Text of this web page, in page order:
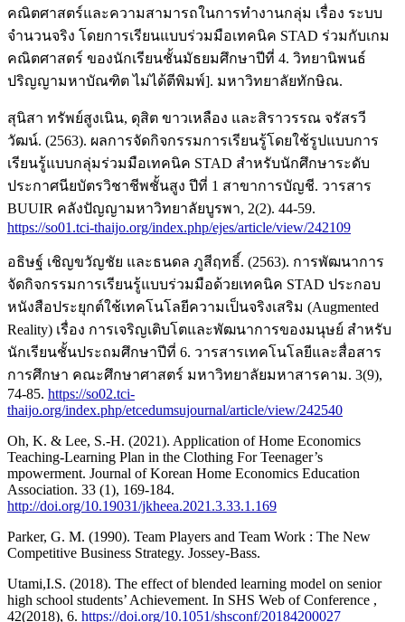
คณิตศาสตร์และความสามารถในการทำงานกลุ่ม เรื่อง ระบบ
จำนวนจริง โดยการเรียนแบบร่วมมือเทคนิค STAD ร่วมกับเกม
คณิตศาสตร์ ของนักเรียนชั้นมัธยมศึกษาปีที่ 4. วิทยานิพนธ์
ปริญญามหาบัณฑิต ไม่ได้ตีพิมพ์]. มหาวิทยาลัยทักษิณ.
สุนิสา ทรัพย์สูงเนิน, ดุสิต ขาวเหลือง และสิราวรรณ จรัสรวี
วัฒน์. (2563). ผลการจัดกิจกรรมการเรียนรู้โดยใช้รูปแบบการ
เรียนรู้แบบกลุ่มร่วมมือเทคนิค STAD สำหรับนักศึกษาระดับ
ประกาศนียบัตรวิชาชีพชั้นสูง ปีที่ 1 สาขาการบัญชี. วารสาร
BUUIR คลังปัญญามหาวิทยาลัยบูรพา, 2(2). 44-59.
https://so01.tci-thaijo.org/index.php/ejes/article/view/242109
อธิษฐ์ เชิญขวัญชัย และธนดล ภูสีฤทธิ์. (2563). การพัฒนาการ
จัดกิจกรรมการเรียนรู้แบบร่วมมือด้วยเทคนิค STAD ประกอบ
หนังสือประยุกต์ใช้เทคโนโลยีความเป็นจริงเสริม (Augmented
Reality) เรื่อง การเจริญเติบโตและพัฒนาการของมนุษย์ สำหรับ
นักเรียนชั้นประถมศึกษาปีที่ 6. วารสารเทคโนโลยีและสื่อสาร
การศึกษา คณะศึกษาศาสตร์ มหาวิทยาลัยมหาสารคาม. 3(9),
74-85. https://so02.tci-
thaijo.org/index.php/etcedumsujournal/article/view/242540
Oh, K. & Lee, S.-H. (2021). Application of Home Economics
Teaching-Learning Plan in the Clothing For Teenager’s
mpowerment. Journal of Korean Home Economics Education
Association. 33 (1), 169-184.
http://doi.org/10.19031/jkheea.2021.3.33.1.169
Parker, G. M. (1990). Team Players and Team Work : The New
Competitive Business Strategy. Jossey-Bass.
Utami,I.S. (2018). The effect of blended learning model on senior
high school students’ Achievement. In SHS Web of Conference ,
42(2018), 6. https://doi.org/10.1051/shsconf/20184200027